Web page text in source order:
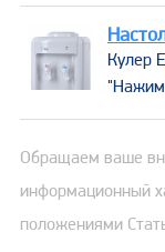
Кулер
"Нажим
Обращаем ваше
информационный
положениями